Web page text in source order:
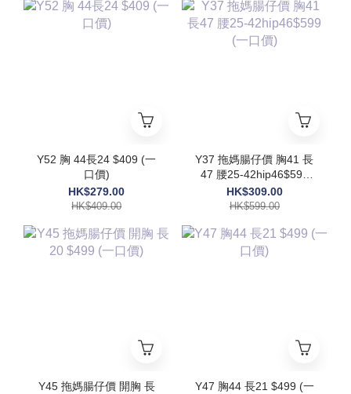
Y52 胸 44長24 $409 (一
口價)
HK$279.00
HK$409.00
Y37 拖媽腸仔價 胸41 長
47 腰25-42hip46$599
(一口價)
HK$309.00
HK$599.00
Y45 拖媽腸仔價 開胸 長
Y47 胸44 長21 $499 (一